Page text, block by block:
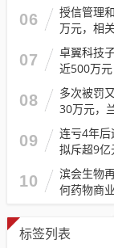
06
授信管理
万元，相
07
卓翼科技
近500万
08
多次被罚
30万元，
09
连亏4年后
拟斥超9亿
10
滨会生物
何药物商
标签列表